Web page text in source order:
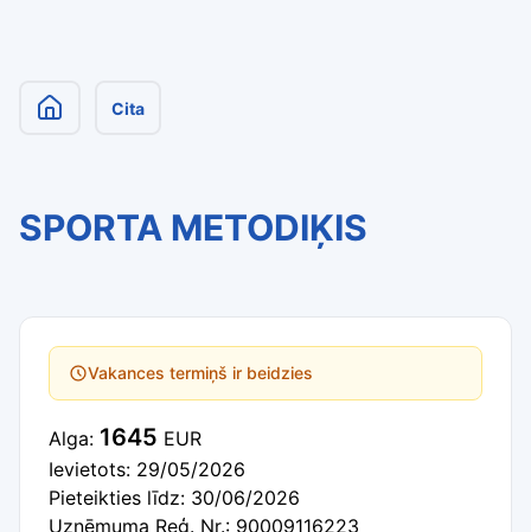
Cita
SPORTA METODIĶIS
Vakances termiņš ir beidzies
Alga: 1645 EUR
Ievietots: 29/05/2026
Pieteikties līdz: 30/06/2026
Uzņēmuma Reģ. Nr.: 90009116223